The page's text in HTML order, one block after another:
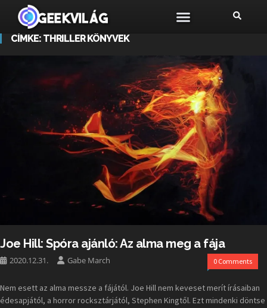
CÍMKE: THRILLER KÖNYVEK
Joe Hill: Spóra ajánló: Az alma meg a fája
2020.12.31. Gabe March 0 Comments
Nem esett az alma messze a fájától. Joe Hill nem keveset merít írásaiban
édesapjától, a horror rocksztárjától, Stephen Kingtől. Ezt mindenki döntse